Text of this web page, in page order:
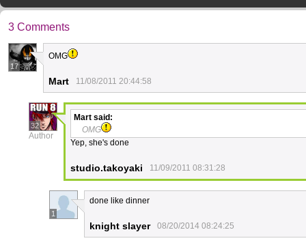
3 Comments
17
OMG
Mart 11/08/2011 20:44:58
32
Author
Mart said:
OMG
Yep, she's done
studio.takoyaki 11/09/2011 08:31:28
1
done like dinner
knight slayer 08/20/2014 08:24:25